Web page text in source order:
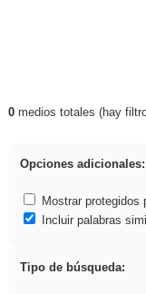
Resultados de:
0medios totales (hay
Opciones adicionales:
Mostrar protegidos
Incluir palabras
Tipo de búsqueda: